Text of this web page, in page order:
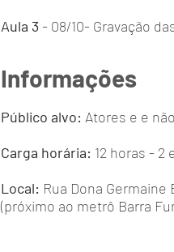
Aula 3 - 08/10- Gravação
Informações
Público alvo: Atores e e
Carga horária: 12 horas - 2
Local: Rua Dona Germaine
(próximo ao metrô Barra